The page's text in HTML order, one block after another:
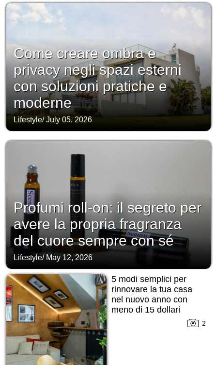
Come creare ombra e
privacy negli spazi esterni
con soluzioni pratiche e
moderne
Lifestyle/July 05, 2026
Profumi roll-on: il segreto per
avere la propria fragranza
del cuore sempre con sé
Lifestyle/ May 12, 2026
5 modi semplici per
rinnovare la tua casa
nel nuovo anno con
meno di 15 dollari
2